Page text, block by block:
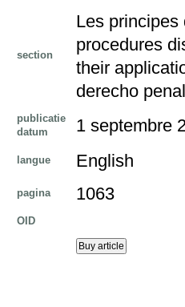
section
Les principes
procedures
their
derecho
publicatie
datum
1 septembre
langue English
pagina 1063
OID